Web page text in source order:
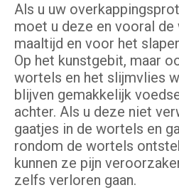
Als u uw
moet u deze en vooral
maaltijd en voor het
Op het kunstgebit, maar
wortels en het slijmvlies
blijven gemakkelijk
achter. Als u deze niet
gaatjes in de wortels en
rondom de wortels
kunnen ze pijn
zelfs verloren gaan.